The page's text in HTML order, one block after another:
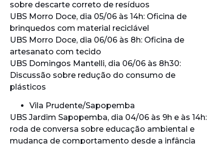
sobre descarte correto de resíduos
UBS Morro Doce, dia 05/06 às 14h: Oficina de
brinquedos com material reciclável
UBS Morro Doce, dia 06/06 às 8h: Oficina de
artesanato com tecido
UBS Domingos Mantelli, dia 06/06 às 8h30:
Discussão sobre redução do consumo de
plásticos
Vila Prudente/Sapopemba
UBS Jardim Sapopemba, dia 04/06 às 9h e às 14h:
roda de conversa sobre educação ambiental e
mudança de comportamento desde a infância